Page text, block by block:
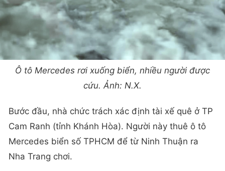
Ô tô Mercedes rơi xuống biển, nhiều người được
cứu. Ảnh: N.X.
Bước đầu, nhà chức trách xác định tài xế quê ở TP
Cam Ranh (tỉnh Khánh Hòa). Người này thuê ô tô
Mercedes biển số TPHCM để từ Ninh Thuận ra
Nha Trang chơi.